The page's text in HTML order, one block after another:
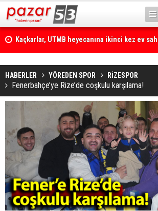
Kaçkarlar, UTMB heyecanına ikinci kez ev
HABERLER YÖREDEN SPOR RİZESPOR
Fenerbahçe’ye Rize’de coşkulu karşılama!